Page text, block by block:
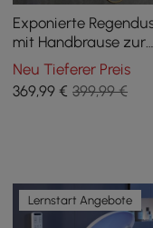
Exponierte
mit Handbrause zur
Wandmontage
Gold
Neu Tieferer Preis
369,99 € 399,99 €
Lernstart Angebote